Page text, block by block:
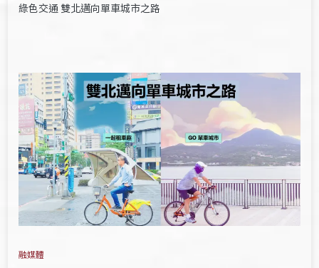
綠色交通 雙北邁向單車城市之路
融媒體